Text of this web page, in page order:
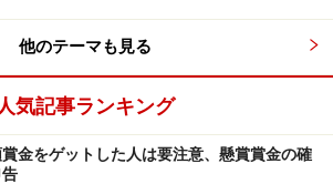
他のテーマも見る
人気記事ランキング
金をゲットした人は要注意、懸賞賞金の確